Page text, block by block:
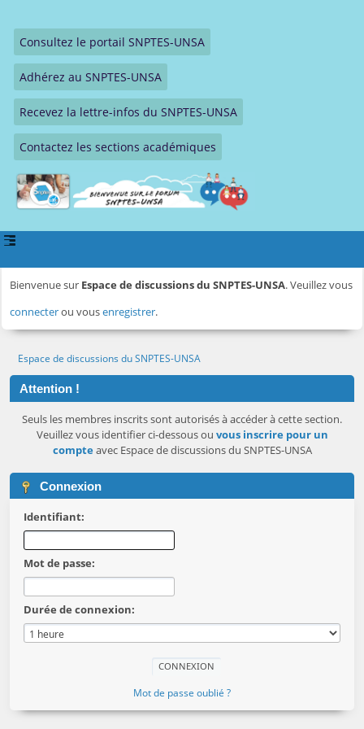
Consultez le portail SNPTES-UNSA
Adhérez au SNPTES-UNSA
Recevez la lettre-infos du SNPTES-UNSA
Contactez les sections académiques
Bienvenue sur Espace de discussions du SNPTES-UNSA. Veuillez vous
connecterou vousenregistrer.
Espace de discussions du SNPTES-UNSA
Attention !
Seuls les membres inscrits sont autorisés à accéder à cette section.
Veuillez vous identifier ci-dessous ou vous inscrire pour un
compteavec Espace de discussions du SNPTES-UNSA
Connexion
Identifiant:
Mot de passe:
Durée de connexion:
Mot de passe oublié ?